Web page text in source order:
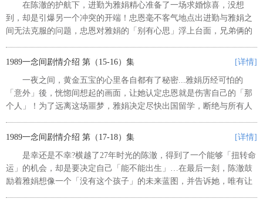
在陈澈的护航下，进勤为雅娟精心准备了一场求婚惊喜，没想
到，却是引爆另一个冲突的开端！忠恩毫不客气地点出进勤与雅娟之
间无法克服的问题，忠恩对雅娟的「别有心思」浮上台面，兄弟俩的
节前的风雨欲来，雅娟与进勤不但...
1989一念间剧情介绍 第（15-16）集 [详情]
一夜之间，黄金五宝的心里各自都有了秘密...雅娟历经可怕的
「意外」後，恍惚间想起的画面，让她认定忠恩就是伤害自己的「那
个人」！为了远离这场噩梦，雅娟决定尽快出国留学，断绝与所有人
澈鼓起勇气的一番告白，...
1989一念间剧情介绍 第（17-18）集 [详情]
是幸还是不幸?横越了27年时光的陈澈，得到了一个能够「扭转命
运」的机会，却是要决定自己「能不能出生」…在最后一刻，陈澈鼓
励着雅娟想像一个「没有这个孩子」的未来蓝图，并告诉她，唯有让